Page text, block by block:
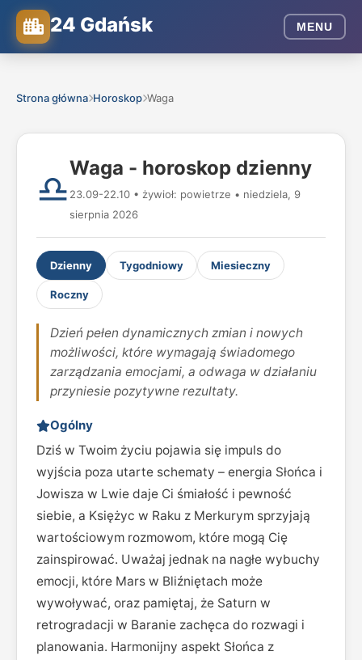
24 Gdańsk MENU
Strona główna Horoskop Waga
♎Waga - horoskop dzienny
23.09-22.10 • żywioł: powietrze • niedziela, 9
sierpnia 2026
Dzienny Tygodniowy Miesieczny
Roczny
Dzień pełen dynamicznych zmian i nowych
możliwości, które wymagają świadomego
zarządzania emocjami, a odwaga w działaniu
przyniesie pozytywne rezultaty.
Ogólny
Dziś w Twoim życiu pojawia się impuls do
wyjścia poza utarte schematy – energia Słońca i
Jowisza w Lwie daje Ci śmiałość i pewność
siebie, a Księżyc w Raku z Merkurym sprzyjają
wartościowym rozmowom, które mogą Cię
zainspirować. Uważaj jednak na nagłe wybuchy
emocji, które Mars w Bliźniętach może
wywoływać, oraz pamiętaj, że Saturn w
retrogradacji w Baranie zachęca do rozwagi i
planowania. Harmonijny aspekt Słońca z